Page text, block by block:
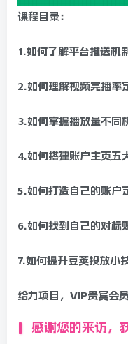
课程目录：
1.如何了解平台推送机制
2.如何理解视频完播率
3.如何掌握播放量不同
4.如何搭建账户主页五
5.如何打造自己的账户
6.如何找到自己的对标
7.如何提升豆荚投放小
给力项目，VIP贵宾会
感谢您的来访，